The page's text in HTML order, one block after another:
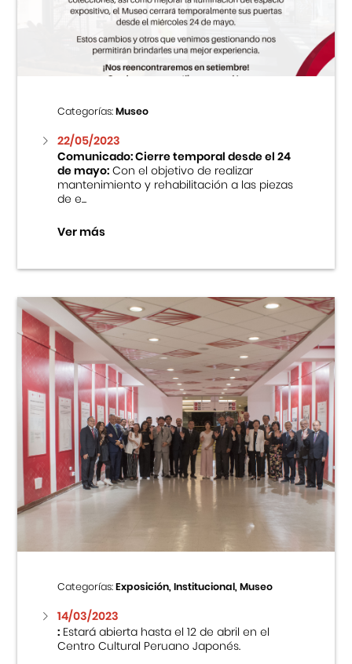
Centro Cultural Peruano Japonés
Museo de la Inmigración Japonesa
Fondo Editorial
Teatro Peruano Japonés
Categorías:Museo
22/05/2023
Comunicado: Cierre temporal desde el 24
de mayo:Con el objetivo de realizar
mantenimiento y rehabilitación a las piezas
de e...
Ver más
Categorías:Exposición, Institucional, Museo
14/03/2023
:Estará abierta hasta el 12 de abril en el
Centro Cultural Peruano Japonés.